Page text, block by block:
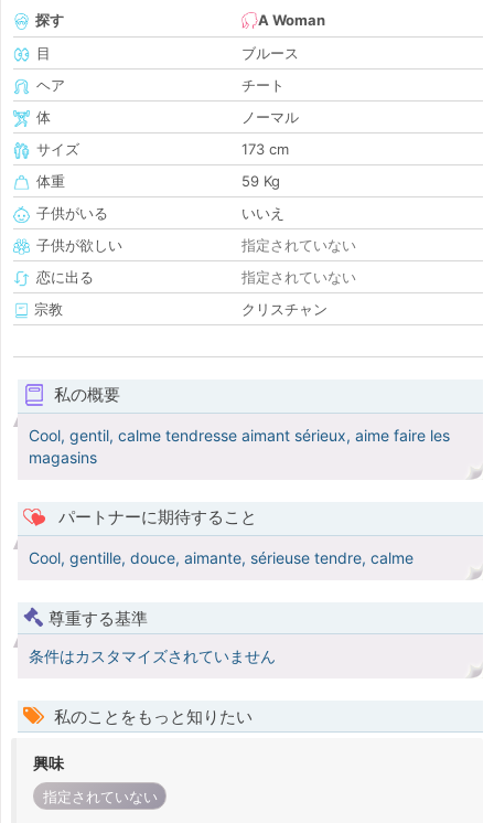
探す
A Woman
目
ブルース
ヘア
チート
体
ノーマル
サイズ
173 cm
体重
59 Kg
子供がいる
いいえ
子供が欲しい
指定されていない
恋に出る
指定されていない
宗教
クリスチャン
私の概要
Cool, gentil, calme tendresse aimant sérieux, aime faire les
magasins
パートナーに期待すること
Cool, gentille, douce, aimante, sérieuse tendre, calme
尊重する基準
条件はカスタマイズされていません
私のことをもっと知りたい
興味
指定されていない